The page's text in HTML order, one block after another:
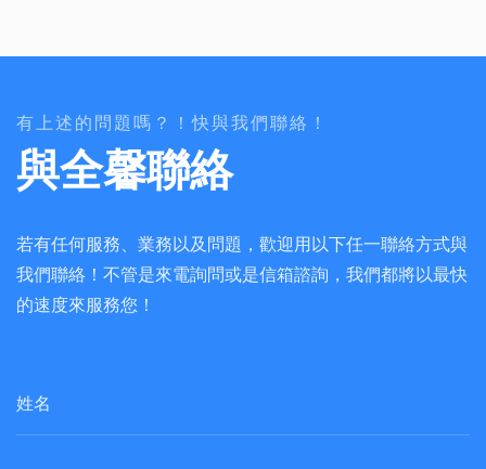
有上述的問題嗎？！快與我們聯絡！
與全馨聯絡
若有任何服務、業務以及問題，歡迎用以下任一聯絡方式與
我們聯絡！不管是來電詢問或是信箱諮詢，我們都將以最快
的速度來服務您！